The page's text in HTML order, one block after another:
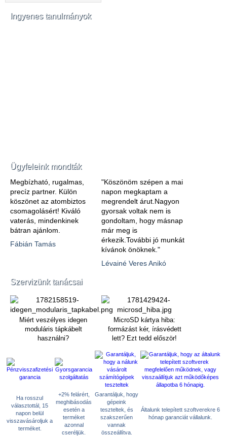
Ingyenes tanulmányok
Ügyfeleink mondták
Megbízható, rugalmas,
precíz partner. Külön
köszönet az atombiztos
csomagolásért! Kiváló
vaterás, mindenkinek
bátran ajánlom.
Fábián Tamás
"Köszönöm szépen a mai
napon megkaptam a
megrendelt árut.Nagyon
gyorsak voltak nem is
gondoltam, hogy másnap
már meg is
érkezik.További jó munkát
kívánok önöknek."
Lévainé Veres Anikó
Szervizünk tanácsai
Miért veszélyes idegen
moduláris tápkábelt
használni?
MicroSD kártya hiba:
formázást kér, írásvédett
lett? Ezt tedd először!
Ha rosszul
választottál, 15
napon belül
visszavásároljuk a
terméket.
+2% felárért,
meghibásodás
esetén a
terméket
azonnal
cseréljük.
Garantáljuk, hogy
gépeink
teszteltek, és
szakszerűen
vannak
összeállítva.
Általunk telepített szoftverekre 6
hónap garanciát vállalunk.